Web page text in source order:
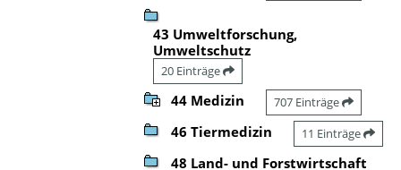
43 Umweltforschung,
Umweltschutz
20 Einträge
44 Medizin 707 Einträge
46 Tiermedizin 11 Einträge
48 Land- und Forstwirtschaft